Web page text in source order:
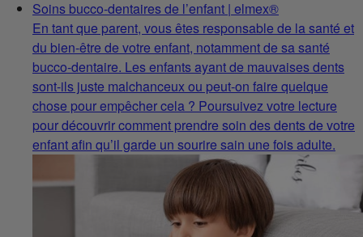
Soins bucco-dentaires de l’enfant | elmex®
En tant que parent, vous êtes responsable de la santé et
du bien-être de votre enfant, notamment de sa santé
bucco-dentaire. Les enfants ayant de mauvaises dents
sont-ils juste malchanceux ou peut-on faire quelque
chose pour empêcher cela ? Poursuivez votre lecture
pour découvrir comment prendre soin des dents de votre
enfant afin qu’il garde un sourire sain une fois adulte.